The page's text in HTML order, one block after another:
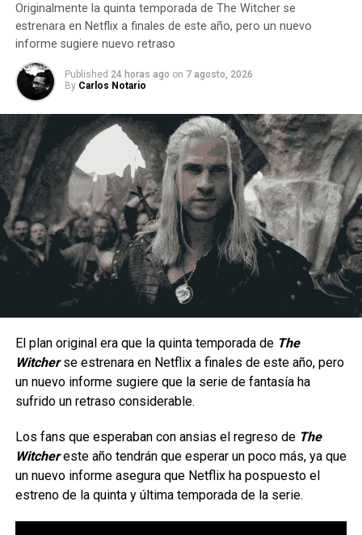
Un estilo arriesgado y difícil de dominar.
Al ser una peleadora cuyo estilo de juego se enfoca en la
constante presión a corta distancia, la hace un personaje
con una jugabilidad muy arriesgada ya que por lo mismo no
hay margen para errores, puesto que una combo fallido
significa una ventana muy corta para recuperarse antes de
que el oponente contraataque; aunque en manos
experimentadas puede generar una presión constante
gracias a su velocidad, movilidad y capacidad para alternar
La serie da inicio a una etapa totalmente nueva de
aventuras en cómic para el icónico arqueólogo,
ambientada en la época de las películas originales que
Tras los sucesos deEn busca del arca perdida, los
villanos más infames de Indy —incluido el improbable
regreso de un archienemigo— buscan una nueva y
aterradora fuente de poder para resarcirse de sus
Originalmente la quinta temporada de The Witcher se
estrenara en Netflix a finales de este año, pero un nuevo
informe sugiere nuevo retraso
Published 24 horas ago on 7 agosto, 2026
By Carlos Notario
El plan original era que la quinta temporada de The
Witcher se estrenara en Netflix a finales de este año, pero
un nuevo informe sugiere que la serie de fantasía ha
sufrido un retraso considerable.
Los fans que esperaban con ansias el regreso de The
Witcher este año tendrán que esperar un poco más, ya que
un nuevo informe asegura que Netflix ha pospuesto el
estreno de la quinta y última temporada de la serie.